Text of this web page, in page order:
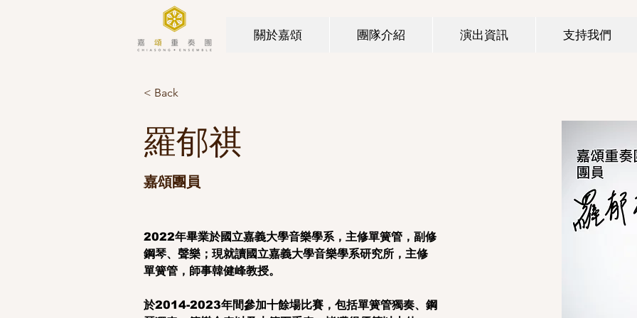
關於嘉頌 團隊介紹 演出資訊 支持我們
< Back
羅郁祺
嘉頌團員
2022年畢業於國立嘉義大學音樂學系，主修單簧管，副修
鋼琴、聲樂；現就讀國立嘉義大學音樂學系研究所，主修
單簧管，師事韓健峰教授。
於2014-2023年間參加十餘場比賽，包括單簧管獨奏、鋼